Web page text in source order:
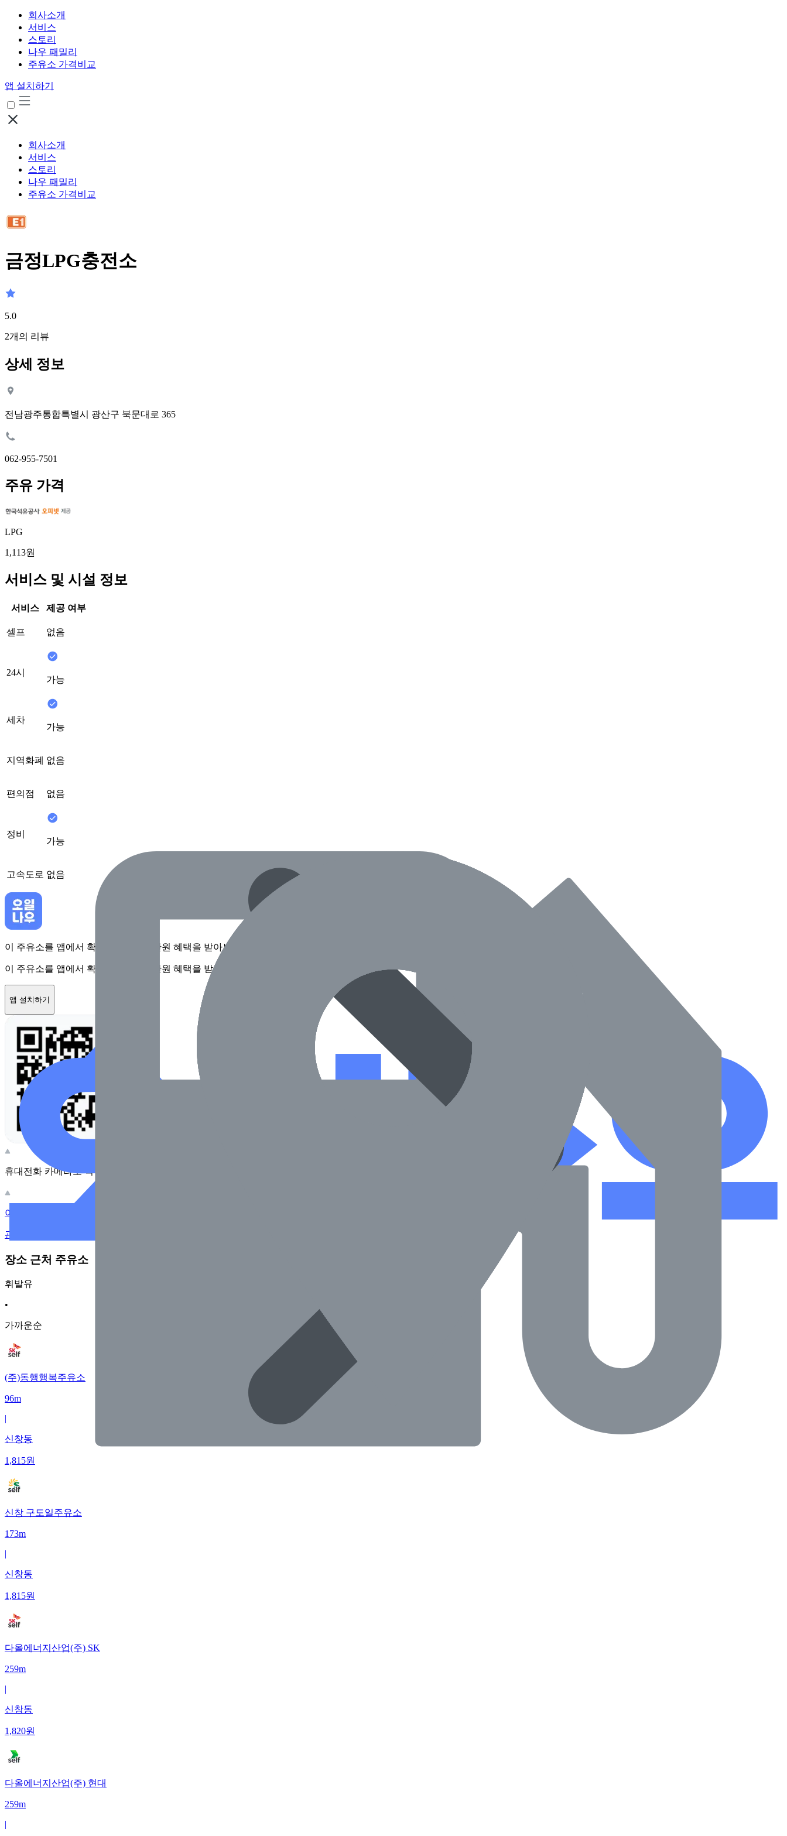
회사소개
서비스
스토리
나우 패밀리
주유소 가격비교
앱 설치하기
회사소개
서비스
스토리
나우 패밀리
주유소 가격비교
금정LPG충전소
5.0
2개의 리뷰
상세 정보
전남광주통합특별시 광산구 북문대로 365
062-955-7501
주유 가격
LPG
1,113원
서비스 및 시설 정보
서비스 제공 여부
셀프 없음
24시
가능
세차
가능
지역화폐 없음
편의점 없음
정비
가능
고속도로 없음
이 주유소를 앱에서 확인하고 최대 1만원 혜택을 받아보세요
이 주유소를 앱에서 확인하고 최대 1만원 혜택을 받아보세요
앱 설치하기
휴대전화 카메라로 찍어보세요
이 주유소의 사장님이신가요?
관리하기
장소 근처 주유소
휘발유
•
가까운순
(주)동행행복주유소
96m
|
신창동
1,815원
신창 구도일주유소
173m
|
신창동
1,815원
다올에너지산업(주) SK
259m
|
신창동
1,820원
다올에너지산업(주) 현대
259m
|